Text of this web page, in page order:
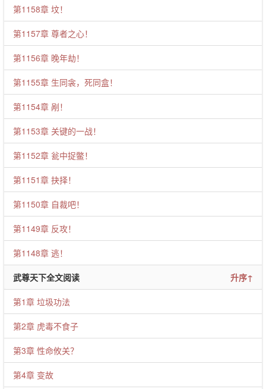
第1158章 坟！
第1157章 尊者之心！
第1156章 晚年劫！
第1155章 生同衾，死同盒！
第1154章 剐！
第1153章 关键的一战！
第1152章 瓮中捉鳖！
第1151章 抉择！
第1150章 自裁吧！
第1149章 反攻！
第1148章 逃！
武尊天下全文阅读 升序↑
第1章 垃圾功法
第2章 虎毒不食子
第3章 性命攸关？
第4章 变故